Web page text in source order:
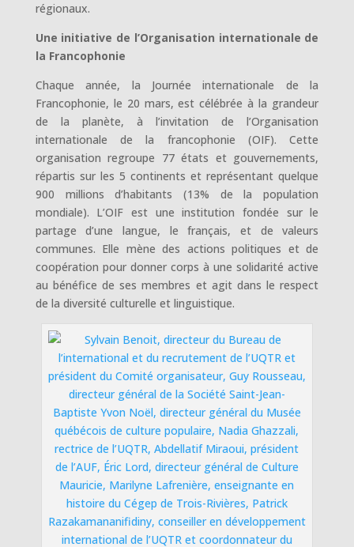
régionaux.
Une initiative de l’Organisation internationale de
la Francophonie
Chaque année, la Journée internationale de la
Francophonie, le 20 mars, est célébrée à la grandeur
de la planète, à l’invitation de l’Organisation
internationale de la francophonie (OIF). Cette
organisation regroupe 77 états et gouvernements,
répartis sur les 5 continents et représentant quelque
900 millions d’habitants (13% de la population
mondiale). L’OIF est une institution fondée sur le
partage d’une langue, le français, et de valeurs
communes. Elle mène des actions politiques et de
coopération pour donner corps à une solidarité active
au bénéfice de ses membres et agit dans le respect
de la diversité culturelle et linguistique.